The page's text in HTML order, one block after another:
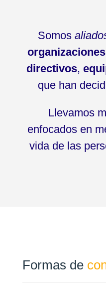
Somos
organizaciones
directivos,
que han
Llevamos
enfocados en
vida de las
Formas de